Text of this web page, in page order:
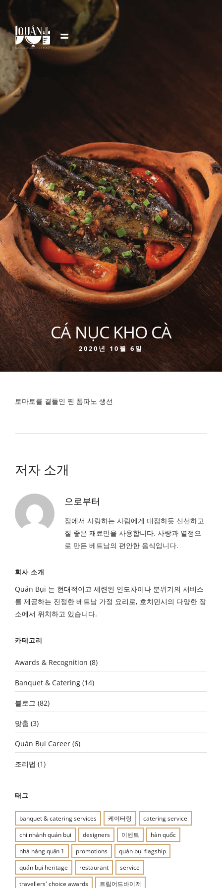
CÁ NỤC KHO CÀ
2020년 10월 6일
토마토를 곁들인 찐 폼파노 생선
저자 소개
으로부터
집에서 사랑하는 사람에게 대접하듯 신선하고
질 좋은 재료만을 사용합니다. 사랑과 열정으
로 만든 베트남의 편안한 음식입니다.
회사 소개
Quán Bụi 는 현대적이고 세련된 인도차이나 분위기의 서비스
를 제공하는 진정한 베트남 가정 요리로, 호치민시의 다양한 장
소에서 위치하고 있습니다.
카테고리
Awards & Recognition (8)
Banquet & Catering (14)
블로그 (82)
맞춤 (3)
Quán Bụi Career (6)
조리법 (1)
태그
banquet & catering services 케이터링
catering service
chi nhánh quán bụi
designers 이벤트
hàn quốc
nhà hàng quận 1
promotions
quán bụi flagship
quán bụi heritage
restaurant
service
travellers' choice awards
트립어드바이저